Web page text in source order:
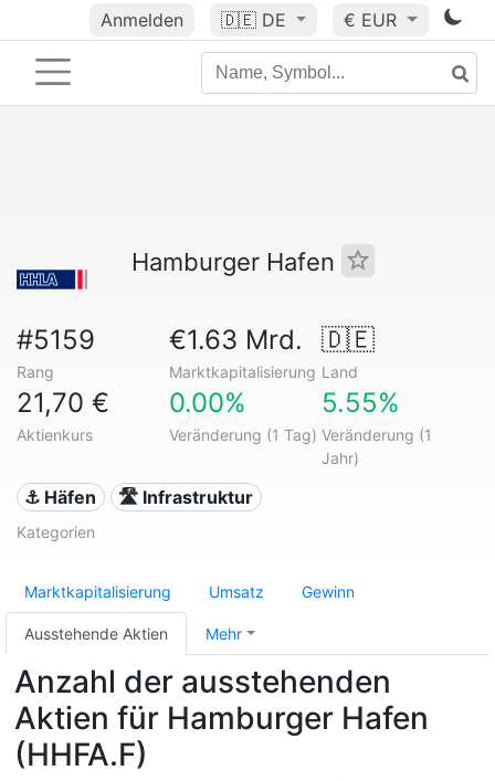
Anmelden 🇩🇪 DE € EUR
Hamburger Hafen
#5159
Rang
€1.63 Mrd.
Marktkapitalisierung
🇩🇪
Land
21,70 €
Aktienkurs
0.00%
Veränderung (1 Tag)
5.55%
Veränderung (1
Jahr)
⚓ Häfen 🛣️ Infrastruktur
Kategorien
Marktkapitalisierung Umsatz Gewinn
Ausstehende Aktien Mehr
Anzahl der ausstehenden
Aktien für Hamburger Hafen
(HHFA.F)